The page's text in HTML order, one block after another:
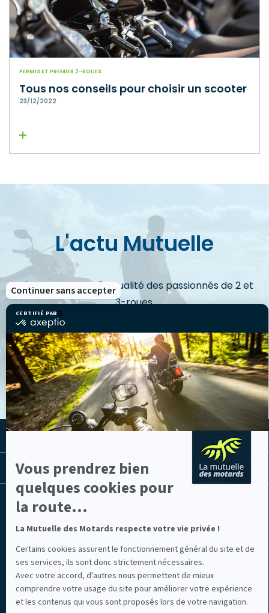
CERTIFIÉ PAR
certifié
Axeptio
-
En
savoir
plus
sur
Axeptio
Vous prendrez bien
quelques cookies pour
la route...
La Mutuelle des Motards respecte votre vie privée !
Certains cookies assurent le fonctionnement général du site et de
ses services, ils sont donc strictement nécessaires.
Avec votre accord, d'autres nous permettent de mieux
comprendre votre usage du site pour améliorer votre expérience
et les contenus qui vous sont proposés lors de votre navigation.
Continuer sans accepter
PERMIS ET PREMIER 2-ROUES
Tous nos conseils pour choisir un scooter
23/12/2022
Lire la suite
L'actu Mutuelle
Découvrez toute l'actualité des passionnés de 2 et
3-roues.
VOIR LES ACTUS
LES LIENS UTILES
Youtube
fenêtre)
Mentions légales